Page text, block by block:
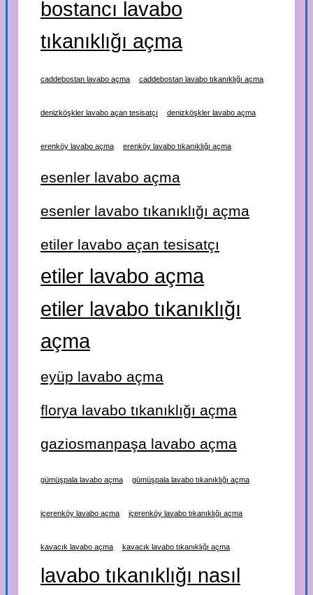
bostancı lavabo
tıkanıklığı açma
caddebostan lavabo açma caddebostan lavabo tıkanıklığı açma
denizköşkler lavabo açan tesisatçı denizköşkler lavabo açma
erenköy lavabo açma erenköy lavabo tıkanıklığı açma
esenler lavabo açma
esenler lavabo tıkanıklığı açma
etiler lavabo açan tesisatçı
etiler lavabo açma
etiler lavabo tıkanıklığı
açma
eyüp lavabo açma
florya lavabo tıkanıklığı açma
gaziosmanpaşa lavabo açma
gümüşpala lavabo açma gümüşpala lavabo tıkanıklığı açma
içerenköy lavabo açma içerenköy lavabo tıkanıklığı açma
kavacık lavabo açma kavacık lavabo tıkanıklığı açma
lavabo tıkanıklığı nasıl